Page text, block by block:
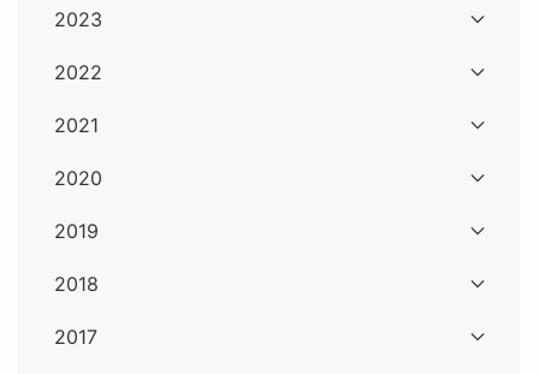
2023
2022
2021
2020
2019
2018
2017